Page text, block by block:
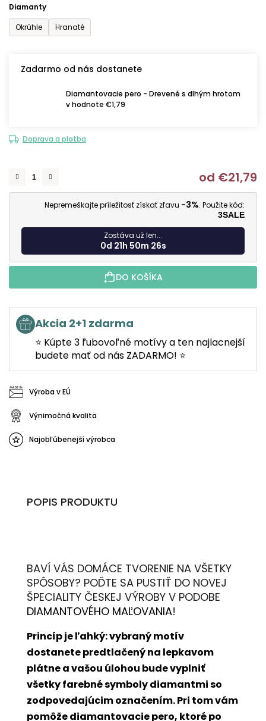
Diamanty
Okrúhle
Hranaté
Zadarmo od nás dostanete
Diamantovacie pero - Drevené s dlhým hrotom
v hodnote €1,79
Doprava a platba
od €21,79
Nepremeškajte príležitosť získať zľavu -3%. Použite kód:
3SALE
Zostáva už len...
0d 21h 50m 25s
DO KOŠÍKA
Akcia 2+1 zdarma
⭐ Kúpte 3 ľubovoľné motívy a ten najlacnejší
budete mať od nás ZADARMO! ⭐
Výroba v EÚ
Výnimočná kvalita
Najobľúbenejší výrobca
POPIS PRODUKTU
BAVÍ VÁS DOMÁCE TVORENIE NA VŠETKY
SPÔSOBY? POĎTE SA PUSTIŤ DO NOVEJ
ŠPECIALITY ČESKEJ VÝROBY V PODOBE
DIAMANTOVÉHO MAĽOVANIA!
Princíp je ľahký: vybraný motív
dostanete predtlačený na lepkavom
plátne a vašou úlohou bude vyplniť
všetky farebné symboly diamantmi so
zodpovedajúcim označením. Pri tom vám
pomôže diamantovacie pero, ktoré po